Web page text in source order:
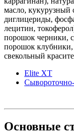
масло, кукурузный
диглицериды,
лецитин,
порошок черники,
порошок
свекольный
Elite XT
Основные